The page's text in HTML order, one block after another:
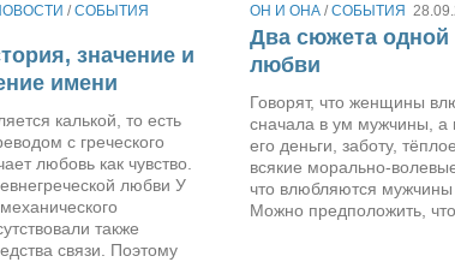
/СОБЫТИЯ
значение и
имени
калькой, то есть
с греческого
любовь как чувство.
любви У
также
связи. Поэтому
ОН И ОНА /СОБЫТИЯ
Два сюжета одной
любви
Говорят, что женщины
сначала в ум мужчины, а
его деньги, заботу,
всякие морально-
что влюбляются мужчины
Можно предположить,